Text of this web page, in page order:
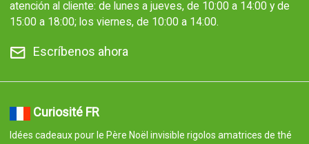
atención al cliente: de lunes a jueves, de 10:00 a 14:00 y de
15:00 a 18:00; los viernes, de 10:00 a 14:00.
Escríbenos ahora
Curiosité FR
Idées cadeaux pour le Père Noël invisible rigolos amatrices de thé